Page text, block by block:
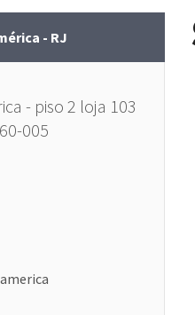
- RJ
- piso 2 loja 103
005